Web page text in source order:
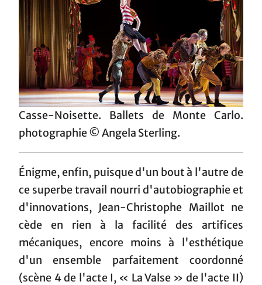
Casse-Noisette. Ballets de Monte Carlo.
photographie © Angela Sterling.
Énigme, enfin, puisque d'un bout à l'autre de
ce superbe travail nourri d'autobiographie et
d'innovations, Jean-Christophe Maillot ne
cède en rien à la facilité des artifices
mécaniques, encore moins à l'esthétique
d'un ensemble parfaitement coordonné
(scène 4 de l'acte I, « La Valse » de l'acte II)